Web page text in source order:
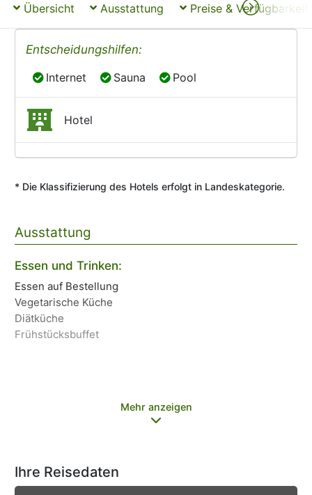
Übersicht Ausstattung Preise & Verfügbarkeit
Entscheidungshilfen:
Internet
Internet Sauna
Sauna Pool
Pool
Hotel
* Die Klassifizierung des Hotels erfolgt in Landeskategorie.
Ausstattung
Essen und Trinken:
Essen auf Bestellung
Vegetarische Küche
Diätküche
Frühstücksbuffet
Mehr anzeigen
Ihre Reisedaten